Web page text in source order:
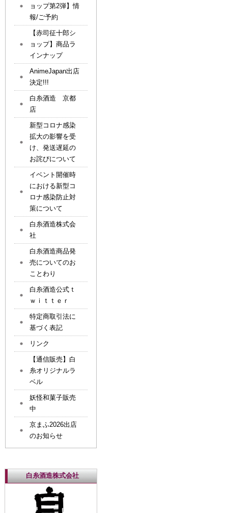
ョップ第2弾】情
報/ご予約
【赤司征十郎シ
ョップ】商品ラ
インナップ
AnimeJapan出店
決定!!!
白糸酒造 京都
店
新型コロナ感染
拡大の影響を受
け、発送遅延の
お詫びについて
イベント開催時
における新型コ
ロナ感染防止対
策について
白糸酒造株式会
社
白糸酒造商品発
売についてのお
ことわり
白糸酒造公式ｔ
ｗｉｔｔｅｒ
特定商取引法に
基づく表記
リンク
【通信販売】白
糸オリジナルラ
ベル
妖怪和菓子販売
中
京まふ2026出店
のお知らせ
白糸酒造株式会社